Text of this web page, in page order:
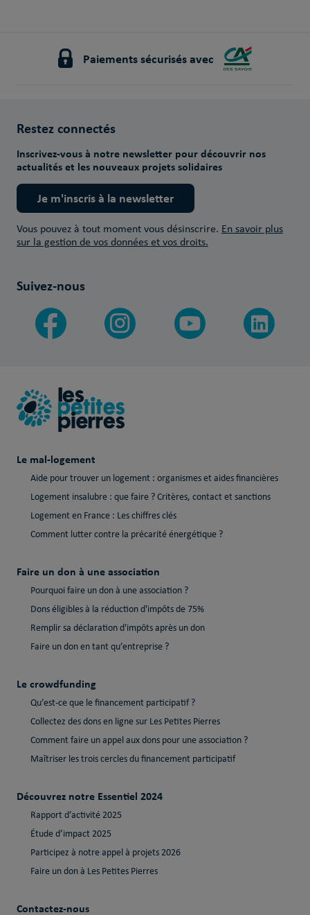
Paiements sécurisés avec
Restez connectés
Inscrivez-vous à notre newsletter pour découvrir nos
actualités et les nouveaux projets solidaires
Je m'inscris à la newsletter
Vous pouvez à tout moment vous désinscrire. En savoir plus
sur la gestion de vos données et vos droits.
Suivez-nous
Le mal-logement
Aide pour trouver un logement : organismes et aides financières
Logement insalubre : que faire ? Critères, contact et sanctions
Logement en France : Les chiffres clés
Comment lutter contre la précarité énergétique ?
Faire un don à une association
Pourquoi faire un don à une association ?
Dons éligibles à la réduction d'impôts de 75%
Remplir sa déclaration d'impôts après un don
Faire un don en tant qu’entreprise ?
Le crowdfunding
Qu’est-ce que le financement participatif ?
Collectez des dons en ligne sur Les Petites Pierres
Comment faire un appel aux dons pour une association ?
Maîtriser les trois cercles du financement participatif
Découvrez notre Essentiel 2024
Rapport d’activité 2025
Étude d’impact 2025
Participez à notre appel à projets 2026
Faire un don à Les Petites Pierres
Contactez-nous